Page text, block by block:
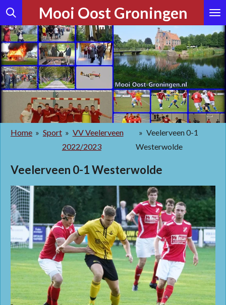
Ga
direct
naar
de
hoofdinhoud
Mooi Oost Groningen
Home » Sport » VV Veelerveen
2022/2023
» Veelerveen 0-1
Westerwolde
Veelerveen 0-1 Westerwolde